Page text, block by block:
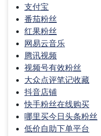
支付宝
番茄粉丝
红果粉丝
网易云音乐
腾讯视频
视频号有效粉丝
大众点评笔记收藏
抖音店铺
快手粉丝在线购买
哪里买今日头条粉丝
低价自助下单平台